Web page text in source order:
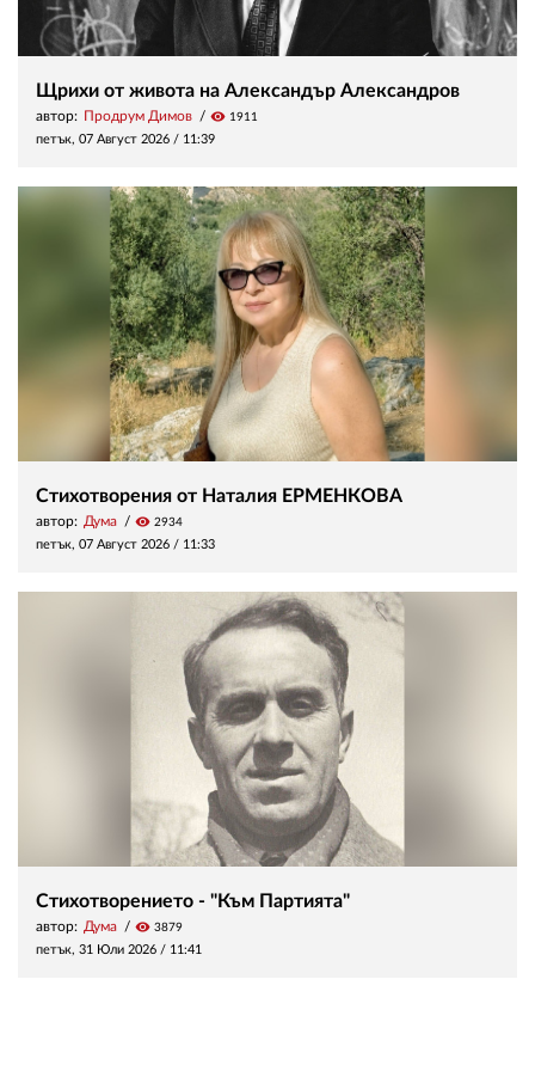
Щрихи от живота на Александър Александров
автор: Продрум Димов visibility 1911
петък, 07 Август 2026 / 11:39
Стихотворения от Наталия ЕРМЕНКОВА
автор: Дума visibility 2934
петък, 07 Август 2026 / 11:33
Стихотворението - "Към Партията"
автор: Дума visibility 3879
петък, 31 Юли 2026 / 11:41